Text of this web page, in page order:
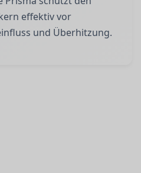
effektiv vor
und Überhitzung.